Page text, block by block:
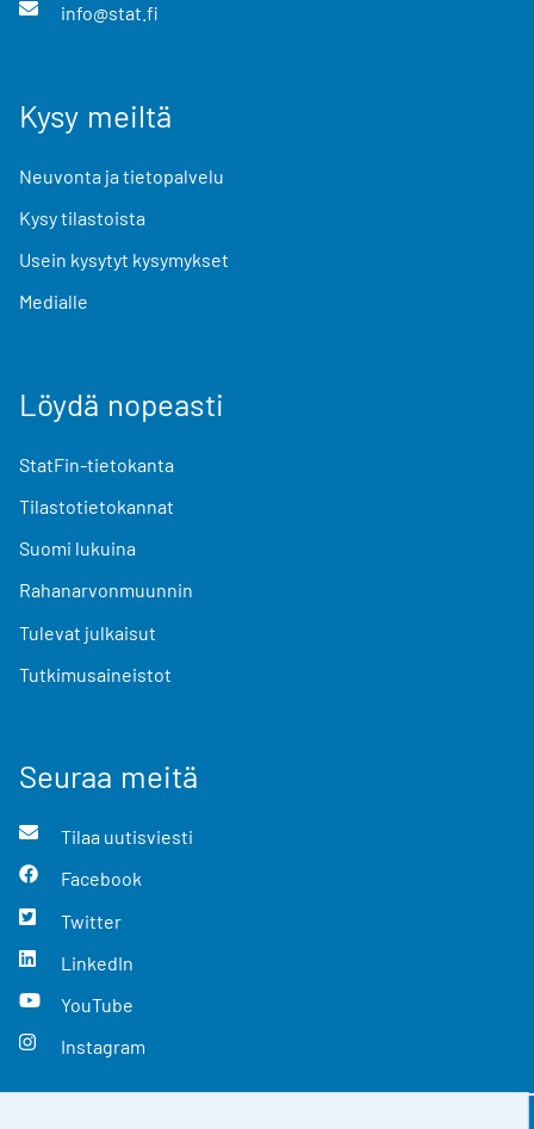
info@stat.fi
Kysy meiltä
Neuvonta ja tietopalvelu
Kysy tilastoista
Usein kysytyt kysymykset
Medialle
Löydä nopeasti
StatFin-tietokanta
Tilastotietokannat
Suomi lukuina
Rahanarvonmuunnin
Tulevat julkaisut
Tutkimusaineistot
Seuraa meitä
Tilaa uutisviesti
Facebook
Twitter
LinkedIn
YouTube
Instagram